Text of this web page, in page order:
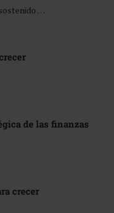
…
de las finanzas
crecer